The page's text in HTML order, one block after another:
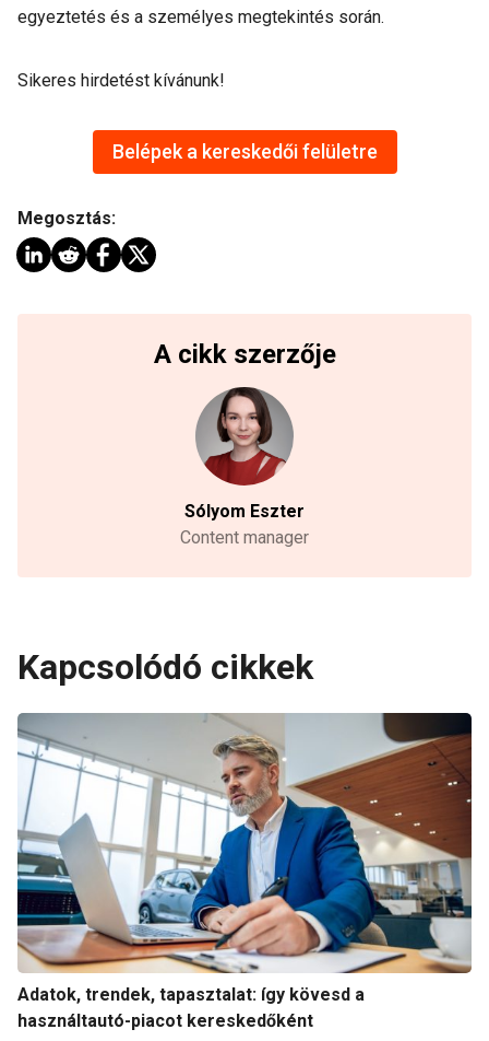
egyeztetés és a személyes megtekintés során.
Sikeres hirdetést kívánunk!
Belépek a kereskedői felületre
Megosztás:
A cikk szerzője
Sólyom Eszter
Content manager
Kapcsolódó cikkek
Adatok, trendek, tapasztalat: így kövesd a
használtautó-piacot kereskedőként